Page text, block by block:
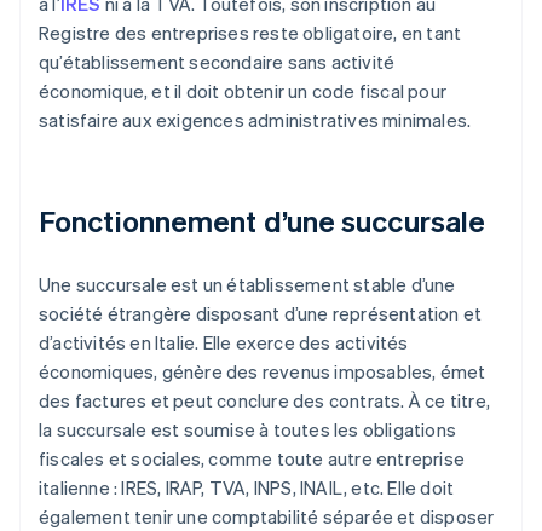
Registre des entreprises reste obligatoire, en tant
qu’établissement secondaire sans activité
économique, et il doit obtenir un code fiscal pour
satisfaire aux exigences administratives minimales.
Fonctionnement d’une succursale
Une succursale est un établissement stable d’une
société étrangère disposant d’une représentation et
d’activités en Italie. Elle exerce des activités
économiques, génère des revenus imposables, émet
des factures et peut conclure des contrats. À ce titre,
la succursale est soumise à toutes les obligations
fiscales et sociales, comme toute autre entreprise
italienne : IRES, IRAP, TVA, INPS, INAIL, etc. Elle doit
également tenir une comptabilité séparée et disposer